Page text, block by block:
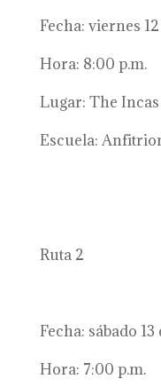
Fecha: viernes
Hora: 8:00 p.m.
Lugar: The Incas
Escuela:
Ruta 2
Fecha: sábado
Hora: 7:00 p.m.